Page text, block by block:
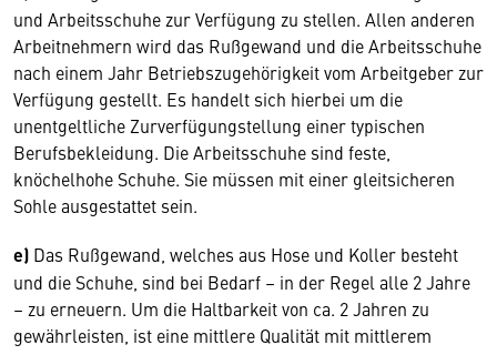
und Arbeitsschuhe zur Verfügung zu stellen. Allen anderen
Arbeitnehmern wird das Rußgewand und die Arbeitsschuhe
nach einem Jahr Betriebszugehörigkeit vom Arbeitgeber zur
Verfügung gestellt. Es handelt sich hierbei um die
unentgeltliche Zurverfügungstellung einer typischen
Berufsbekleidung. Die Arbeitsschuhe sind feste,
knöchelhohe Schuhe. Sie müssen mit einer gleitsicheren
Sohle ausgestattet sein.
e) Das Rußgewand, welches aus Hose und Koller besteht
und die Schuhe, sind bei Bedarf – in der Regel alle 2 Jahre
– zu erneuern. Um die Haltbarkeit von ca. 2 Jahren zu
gewährleisten, ist eine mittlere Qualität mit mittlerem